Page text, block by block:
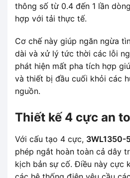
thông số từ 0.4 đến 1 lần
hợp với tải thực tế.
Cơ chế này giúp ngăn ngừa
dài và xử lý tức thời các lỗi
phát hiện mất pha tích hợp
và thiết bị đầu cuối khỏi các
nguồn.
Thiết kế 4 cực an
Với cấu tạo 4 cực, 3WL1350-
phép ngắt hoàn toàn cả dây
kịch bản sự cố. Điều này cực